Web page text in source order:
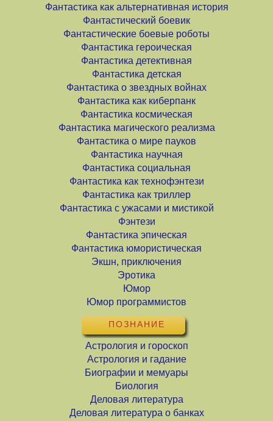
Фантастика как альтернативная история
Фантастический боевик
Фантастические боевые роботы
Фантастика героическая
Фантастика детективная
Фантастика детская
Фантастика о звездных войнах
Фантастика как киберпанк
Фантастика космическая
Фантастика магического реализма
Фантастика о мире пауков
Фантастика научная
Фантастика социальная
Фантастика как технофэнтези
Фантастика как триллер
Фантастика с ужасами и мистикой
Фэнтези
Фантастика эпическая
Фантастика юмористическая
Экшн, приключения
Эротика
Юмор
Юмор программистов
ПОЗНАНИЕ
Астрология и гороскоп
Астрология и гадание
Биографии и мемуары
Биология
Деловая литература
Деловая литература о банках